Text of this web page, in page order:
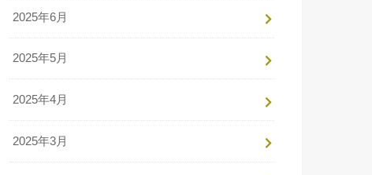
2025年6月
2025年5月
2025年4月
2025年3月